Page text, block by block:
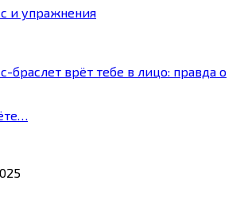
и упражнения
браслет врёт тебе в лицо: правда о